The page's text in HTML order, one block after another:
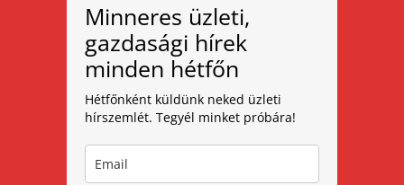
Minneres üzleti,
gazdasági hírek
minden hétfőn
Hétfőnként küldünk neked üzleti
hírszemlét. Tegyél minket próbára!